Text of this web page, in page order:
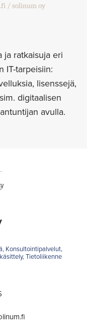
solinum oy
ja ratkaisuja eri
IT-tarpeisiin:
lisenssejä,
digitaalisen
avulla.
Konsultointipalvelut,
Tietoliikenne